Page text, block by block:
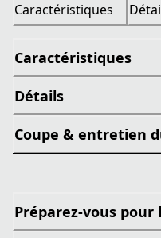
Caractéristiques
Caractéristiques
Détails
Coupe & entretien
Préparez-vous